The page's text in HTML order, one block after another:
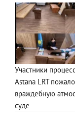
Участники
Astana LRT
враждебную
суде